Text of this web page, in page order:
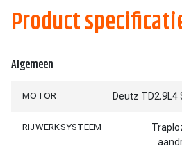
Product
Algemeen
MOTOR Deutz TD2.9L4
RIJWERKSYSTEEM